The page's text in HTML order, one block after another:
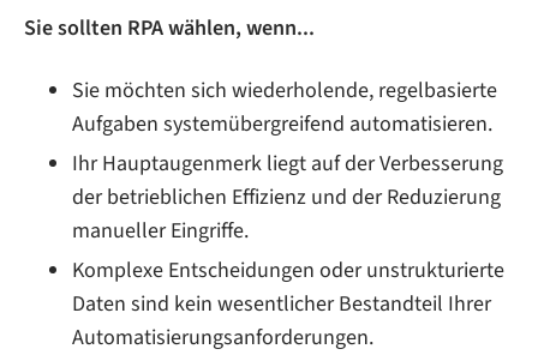
Sie sollten RPA wählen, wenn...
Sie möchten sich wiederholende, regelbasierte
Aufgaben systemübergreifend automatisieren.
Ihr Hauptaugenmerk liegt auf der Verbesserung
der betrieblichen Effizienz und der Reduzierung
manueller Eingriffe.
Komplexe Entscheidungen oder unstrukturierte
Daten sind kein wesentlicher Bestandteil Ihrer
Automatisierungsanforderungen.